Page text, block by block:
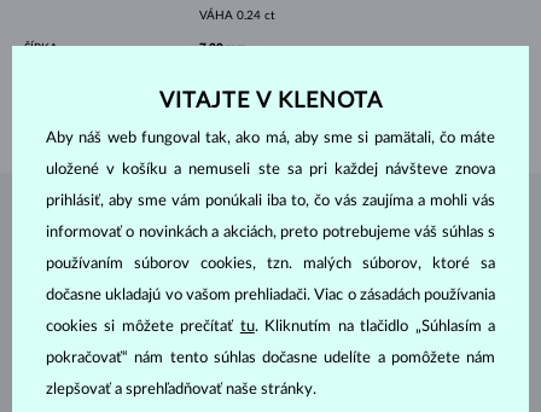
VÁHA 0.24 ct
ŠÍRKA 7.30 mm
ŠPERKY Z ATELIÉRU KLENOTA
VITAJTE V KLENOTA
Aby náš web fungoval tak, ako má, aby sme si pamätali, čo máte
uložené v košíku a nemuseli ste sa pri každej návšteve znova
prihlásiť, aby sme vám ponúkali iba to, čo vás zaujíma a mohli vás
informovať o novinkách a akciách, preto potrebujeme váš súhlas s
používaním súborov cookies, tzn. malých súborov, ktoré sa
dočasne ukladajú vo vašom prehliadači. Viac o zásadách používania
cookies si môžete prečítať tu. Kliknutím na tlačidlo „Súhlasím a
pokračovať“ nám tento súhlas dočasne udelíte a pomôžete nám
zlepšovať a sprehľadňovať naše stránky.